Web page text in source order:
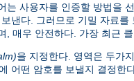
는 사용자를 인증할 방법을
낸다. 그러므로 기밀 자료
, 매우 안전하다. 가장 최근
을 지정한다. 영역은 두가
어떤 암호를 보낼지 결정한